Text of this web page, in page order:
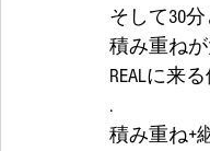
そして30
積み重ね
REALに来
.
積み重ね+